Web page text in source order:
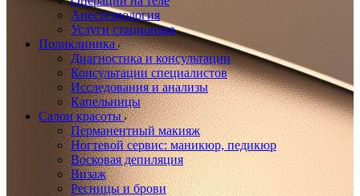
Анестезиология
Услуги стационара
Поликлиника
Диагностика и консультации
Консультации специалистов
Исследования и анализы
Капельницы
Салон красоты
Перманентный макияж
Ногтевой сервис: маникюр, педикюр
Восковая депиляция
Визаж
Ресницы и брови